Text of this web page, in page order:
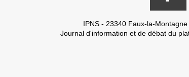
IPNS - 23340 Faux-la-
Journal d'information et de débat du